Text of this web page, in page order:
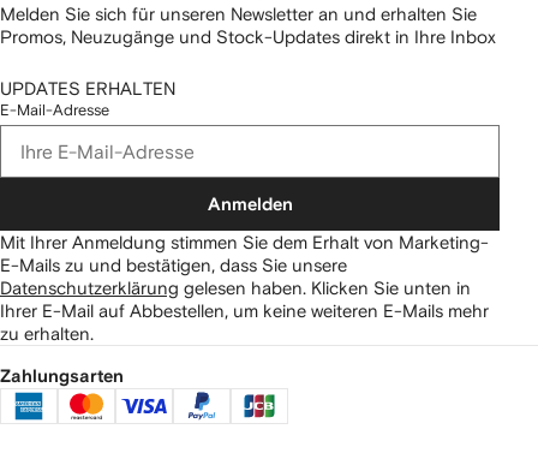
Melden Sie sich für unseren Newsletter an und erhalten Sie
Promos, Neuzugänge und Stock-Updates direkt in Ihre Inbox
UPDATES ERHALTEN
E-Mail-Adresse
Anmelden
Mit Ihrer Anmeldung stimmen Sie dem Erhalt von Marketing-
E-Mails zu und bestätigen, dass Sie unsere
Datenschutzerklärung gelesen haben. Klicken Sie unten in
Ihrer E-Mail auf Abbestellen, um keine weiteren E-Mails mehr
zu erhalten.
Zahlungsarten